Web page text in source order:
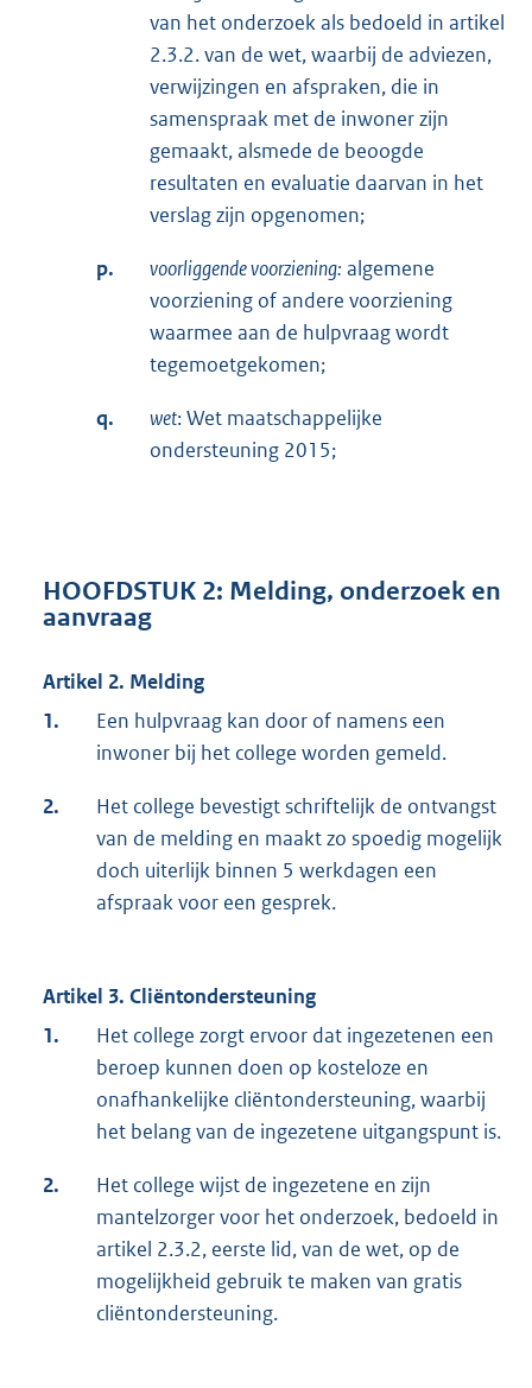
van het onderzoek als bedoeld in artikel
2.3.2. van de wet, waarbij de adviezen,
verwijzingen en afspraken, die in
samenspraak met de inwoner zijn
gemaakt, alsmede de beoogde
resultaten en evaluatie daarvan in het
verslag zijn opgenomen;
p. voorliggende voorziening: algemene
voorziening of andere voorziening
waarmee aan de hulpvraag wordt
tegemoetgekomen;
q. wet: Wet maatschappelijke
ondersteuning 2015;
HOOFDSTUK 2: Melding, onderzoek en
aanvraag
Artikel 2. Melding
1.
Een hulpvraag kan door of namens een
inwoner bij het college worden gemeld.
2.
Het college bevestigt schriftelijk de ontvangst
van de melding en maakt zo spoedig mogelijk
doch uiterlijk binnen 5 werkdagen een
afspraak voor een gesprek.
Artikel 3. Cliëntondersteuning
1.
Het college zorgt ervoor dat ingezetenen een
beroep kunnen doen op kosteloze en
onafhankelijke cliëntondersteuning, waarbij
het belang van de ingezetene uitgangspunt is.
2.
Het college wijst de ingezetene en zijn
mantelzorger voor het onderzoek, bedoeld in
artikel 2.3.2, eerste lid, van de wet, op de
mogelijkheid gebruik te maken van gratis
cliëntondersteuning.